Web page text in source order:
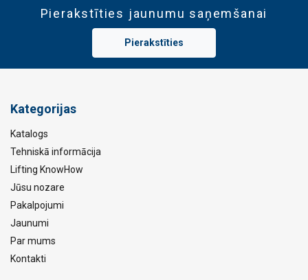
Pierakstīties jaunumu saņemšanai
Pierakstīties
Kategorijas
Katalogs
Tehniskā informācija
Lifting KnowHow
Jūsu nozare
Pakalpojumi
Jaunumi
Par mums
Kontakti